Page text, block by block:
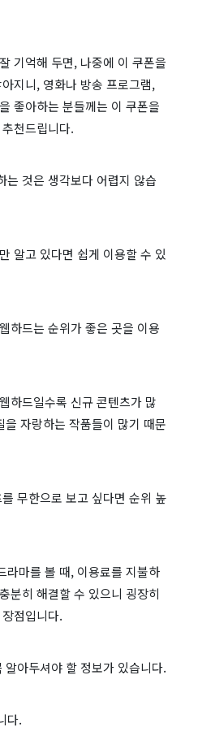
기억해 두면, 나중에 이 쿠폰을
지니, 영화나 방송 프로그램,
좋아하는 분들께는 이 쿠폰을
천드립니다.
는 것은 생각보다 어렵지 않습
알고 있다면 쉽게 이용할 수 있
하드는 순위가 좋은 곳을 이용
하드일수록 신규 콘텐츠가 많
자랑하는 작품들이 많기 때문
무한으로 보고 싶다면 순위 높
라마를 볼 때, 이용료를 지불하
분히 해결할 수 있으니 굉장히
점입니다.
아두셔야 할 정보가 있습니다.
다.